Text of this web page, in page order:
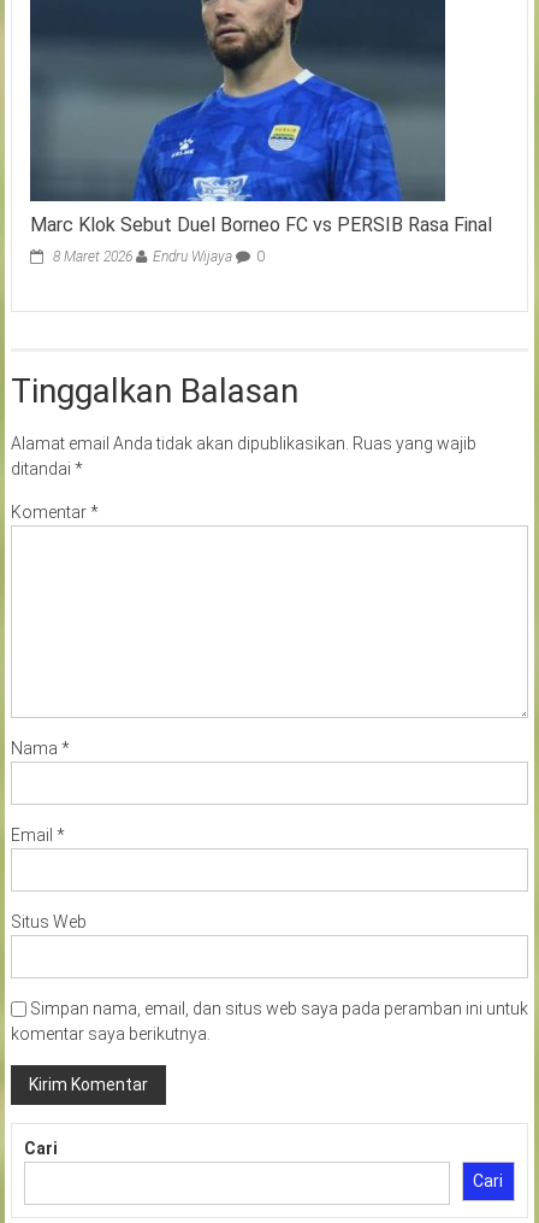
Marc Klok Sebut Duel Borneo FC vs PERSIB Rasa Final
8 Maret 2026 Endru Wijaya 0
Tinggalkan Balasan
Alamat email Anda tidak akan dipublikasikan. Ruas yang wajib
ditandai *
Komentar*
Nama *
Email *
Situs Web
Simpan nama, email, dan situs web saya pada peramban ini untuk
komentar saya berikutnya.
Cari
Cari